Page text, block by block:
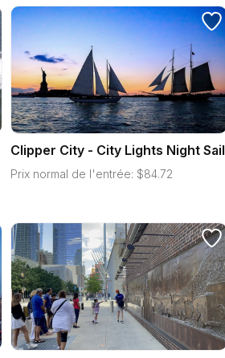
Clipper City - City Lights Night Sail
Prix normal de l'entrée: $84.72